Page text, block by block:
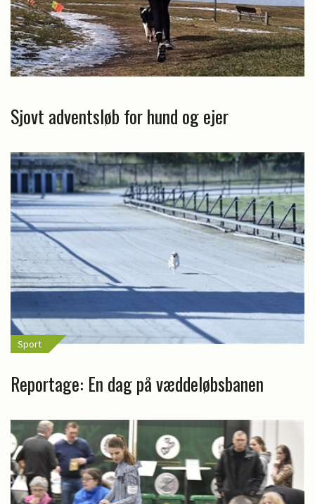
Sjovt adventsløb for hund og ejer
Sport
Reportage: En dag på væddeløbsbanen